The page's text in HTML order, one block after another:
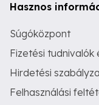
Hasznos
Súgóközpont
Fizetési tudnivalók
Hirdetési
Felhasználási